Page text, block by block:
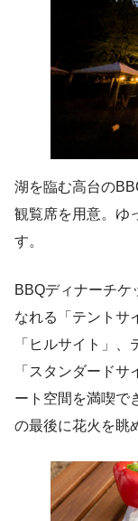
湖を臨む高台の
観覧席を用意。ゆ
す。
BBQディナーチケ
なれる「テントサ
「ヒルサイト」
「スタンダード
ート空間を満喫で
の最後に花火を眺